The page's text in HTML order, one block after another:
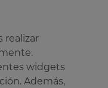
realizar
widgets
Además,